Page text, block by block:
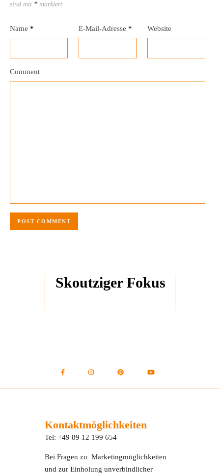
sind mit * markiert
Name * E-Mail-Adresse * Website
Comment
Skoutziger Fokus
Kontaktmöglichkeiten
Tel: +49 89 12 199 654
Bei Fragen zu Marketingmöglichkeiten
und zur Einholung unverbindlicher